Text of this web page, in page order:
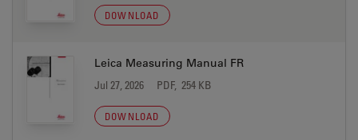
DOWNLOAD
Leica Measuring Manual FR
Jul 27, 2026 PDF, 254 KB
DOWNLOAD